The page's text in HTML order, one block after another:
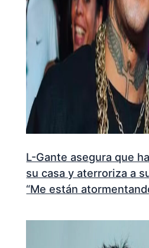
L-Gante asegura que
su casa y aterroriza a
“Me están